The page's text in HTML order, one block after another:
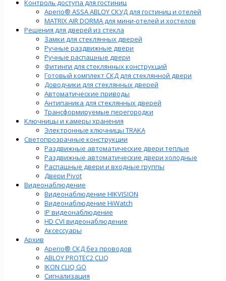
Контроль доступа для гостиниц
Aperio® ASSA ABLOY СКУД для гостиниц и отелей
MATRIX AIR DORMA для мини-отелей и хостелов
Решения для дверей из стекла
Замки для стеклянных дверей
Ручные раздвижные двери
Ручные распашные двери
Фитинги для стеклянных конструкций
Готовый комплект СКД для стеклянной двери
Доводчики для стеклянных дверей
Автоматические приводы
Антипаника для стеклянных дверей
Трансформируемые перегородки
Ключницы и камеры хранения
Электронные ключницы TRAKA
Светопрозрачные конструкции
Раздвижные автоматические двери теплые
Раздвижные автоматические двери холодные
Распашные двери и входные группы
Двери Pivot
Видеонаблюдение
Видеонаблюдение HIKVISION
Видеонаблюдение HiWatch
IP видеонаблюдение
HD CVI видеонаблюдение
Аксессуары
Архив
Aperio® СКД без проводов
ABLOY PROTEC2 CLIQ
IKON CLIQ GO
Сигнализация